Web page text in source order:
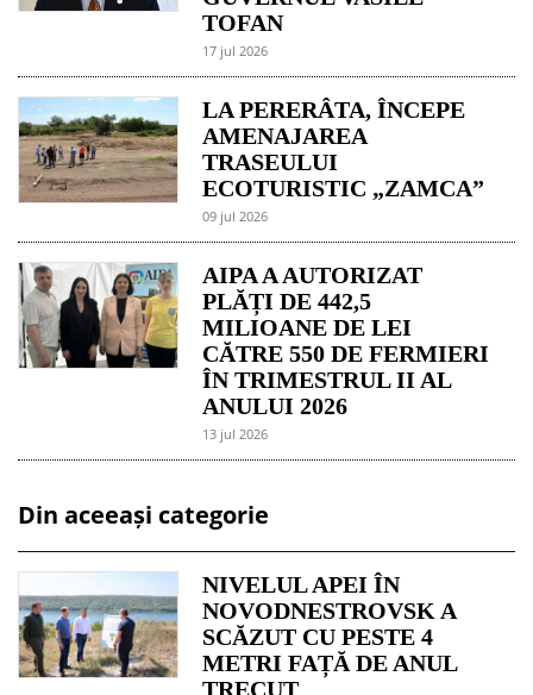
TOFAN
17 jul 2026
LA PERERÂTA, ÎNCEPE
AMENAJAREA
TRASEULUI
ECOTURISTIC „ZAMCA”
09 jul 2026
AIPA A AUTORIZAT
PLĂȚI DE 442,5
MILIOANE DE LEI
CĂTRE 550 DE FERMIERI
ÎN TRIMESTRUL II AL
ANULUI 2026
13 jul 2026
Din aceeași categorie
NIVELUL APEI ÎN
NOVODNESTROVSK A
SCĂZUT CU PESTE 4
METRI FAȚĂ DE ANUL
TRECUT